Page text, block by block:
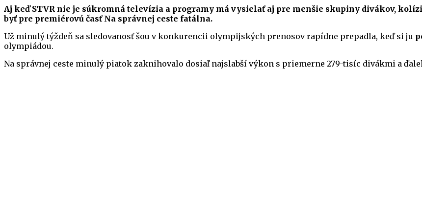
Aj keď STVR nie je súkromná televízia a programy má vysielať aj pre menšie skupiny divákov,
byť pre premiérovú časť Na správnej ceste fatálna.
Už minulý týždeň sa sledovanosť šou v konkurencii olympijských prenosov rapídne prepadla, keď si ju
olympiádou.
Na správnej ceste minulý piatok zaknihovalo dosiaľ najslabší výkon s priemerne 279-tisíc divákmi a